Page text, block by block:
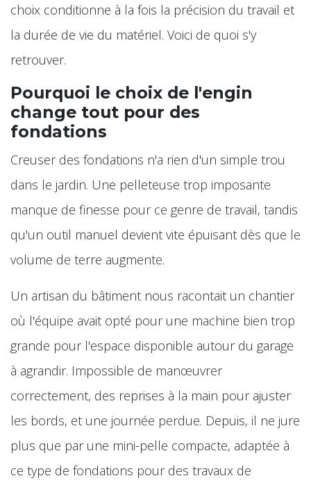
choix conditionne à la fois la précision du travail et
la durée de vie du matériel. Voici de quoi s'y
retrouver.
Pourquoi le choix de l'engin
change tout pour des
fondations
Creuser des fondations n'a rien d'un simple trou
dans le jardin. Une pelleteuse trop imposante
manque de finesse pour ce genre de travail, tandis
qu'un outil manuel devient vite épuisant dès que le
volume de terre augmente.
Un artisan du bâtiment nous racontait un chantier
où l'équipe avait opté pour une machine bien trop
grande pour l'espace disponible autour du garage
à agrandir. Impossible de manœuvrer
correctement, des reprises à la main pour ajuster
les bords, et une journée perdue. Depuis, il ne jure
plus que par une mini-pelle compacte, adaptée à
ce type de fondations pour des travaux de